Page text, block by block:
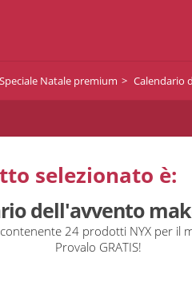
Speciale Natale premium Calendario
selezionato è:
dell'avvento
24 prodotti NYX per il
Provalo GRATIS!